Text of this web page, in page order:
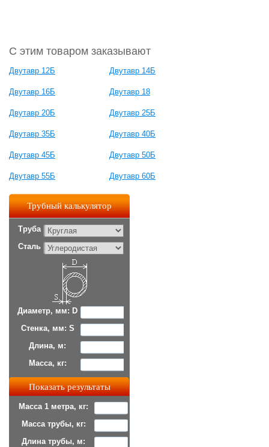
С этим товаром заказывают
Двутавр 12Б Двутавр 14Б
Двутавр 16Б Двутавр 18
Двутавр 20Б Двутавр 25Б
Двутавр 35Б Двутавр 40Б
Двутавр 45Б Двутавр 50Б
Двутавр 55Б Двутавр 60Б
Трубный калькулятор
Труба
Сталь
Диаметр, мм: D
Стенка, мм: S
Длина, м:
Масса, кг:
Масса 1 метра, кг:
Масса трубы, кг:
Длина трубы, м: